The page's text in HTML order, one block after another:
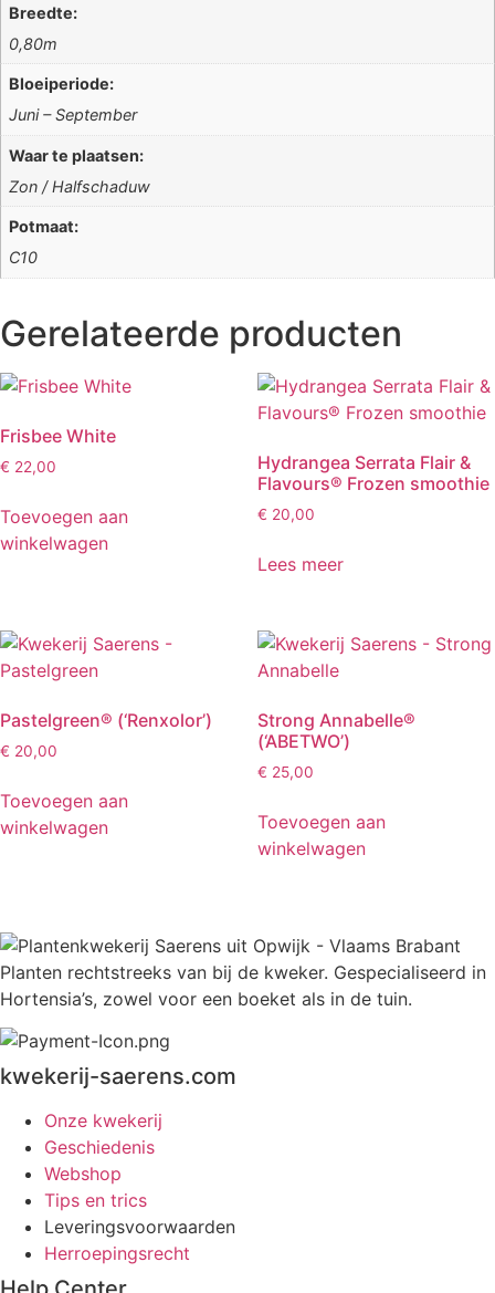
Breedte:
0,80m
Bloeiperiode:
Juni – September
Waar te plaatsen:
Zon / Halfschaduw
Potmaat:
C10
Gerelateerde producten
Frisbee White
€ 22,00
Toevoegen aan
winkelwagen
Hydrangea Serrata Flair &
Flavours® Frozen smoothie
€ 20,00
Lees meer
Pastelgreen® (‘Renxolor’)
€ 20,00
Toevoegen aan
winkelwagen
Strong Annabelle®
(‘ABETWO’)
€ 25,00
Toevoegen aan
winkelwagen
Planten rechtstreeks van bij de kweker. Gespecialiseerd in
Hortensia’s, zowel voor een boeket als in de tuin.
kwekerij-saerens.com
Onze kwekerij
Geschiedenis
Webshop
Tips en trics
Leveringsvoorwaarden
Herroepingsrecht